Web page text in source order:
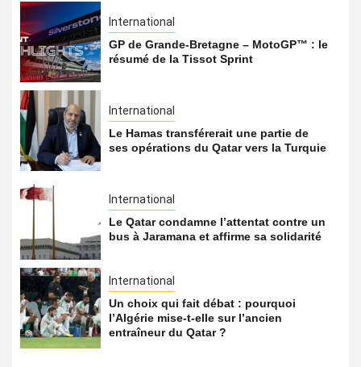
International
GP de Grande-Bretagne – MotoGP™ : le
résumé de la Tissot Sprint
International
Le Hamas transférerait une partie de
ses opérations du Qatar vers la Turquie
International
Le Qatar condamne l’attentat contre un
bus à Jaramana et affirme sa solidarité
International
Un choix qui fait débat : pourquoi
l’Algérie mise-t-elle sur l’ancien
entraîneur du Qatar ?